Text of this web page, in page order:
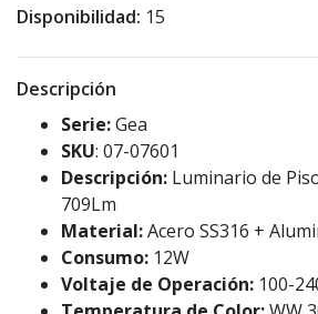
Disponibilidad: 15
Descripción
Serie:Gea
SKU: 07-07601
Descripción: Luminario de
709Lm
Material:Acero SS316 +
Consumo: 12W
Voltaje de Operación: 100-